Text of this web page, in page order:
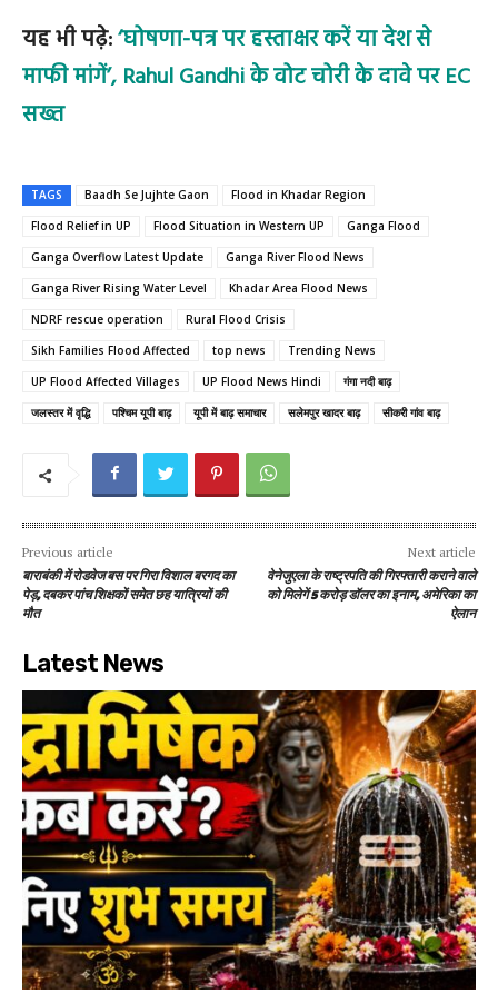
यह भी पढ़े:‘घोषणा-पत्र पर हस्ताक्षर करें या देश से
माफी मांगें’, Rahul Gandhi के वोट चोरी के दावे पर EC
सख्त
TAGS Baadh Se Jujhte Gaon
Flood in Khadar Region
Flood Relief in UP
Flood Situation in Western UP
Ganga Flood
Ganga Overflow Latest Update
Ganga River Flood News
Ganga River Rising Water Level
Khadar Area Flood News
NDRF rescue operation
Rural Flood Crisis
Sikh Families Flood Affected
top news
Trending News
UP Flood Affected Villages
UP Flood News Hindi
गंगा नदी बाढ़
जलस्तर में वृद्धि
पश्चिम यूपी बाढ़ यूपी में बाढ़ समाचार सलेमपुर खादर बाढ़ सीकरी गांव बाढ़
Previous article
बाराबंकी में रोडवेज बस पर गिरा विशाल बरगद का
पेड़, दबकर पांच शिक्षकों समेत छह यात्रियों की
मौत
Next article
वेनेजुएला के राष्ट्रपति की गिरफ्तारी कराने वाले
को मिलेगें 5 करोड़ डॉलर का इनाम, अमेरिका का
ऐलान
Latest News